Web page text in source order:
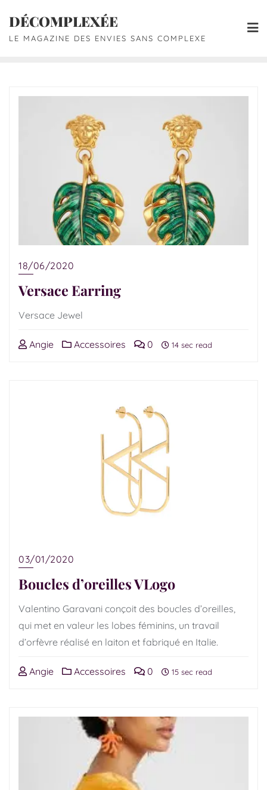
DÉCOMPLEXÉE
LE MAGAZINE DES ENVIES SANS COMPLEXE
18/06/2020
Versace Earring
Versace Jewel
Angie Accessoires 0 14 sec read
03/01/2020
Boucles d’oreilles VLogo
Valentino Garavani conçoit des boucles d’oreilles,
qui met en valeur les lobes féminins, un travail
d’orfèvre réalisé en laiton et fabriqué en Italie.
Angie Accessoires 0 15 sec read